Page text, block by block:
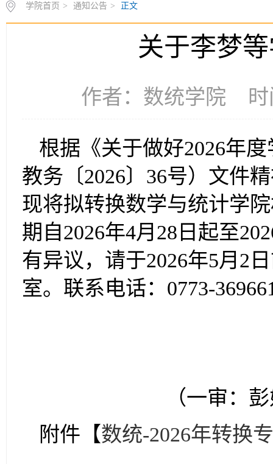
学院首页 > 通知公告 > 正文
关于李梦
作者：数统学院 时
根据《关于做好2026年
教务〔2026〕36号）文件
现将拟转换数学与统计学
期自2026年4月28日起至
有异议，请于2026年5月2
室。联系电话：0773-
（一审：
附件【数统-2026年转换